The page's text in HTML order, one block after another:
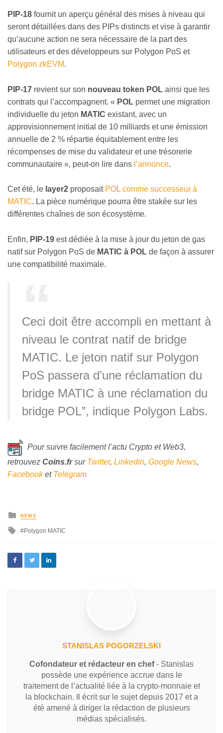
PIP-18 fournit un aperçu général des mises à niveau qui
seront détaillées dans des PIPs distincts et vise à garantir
qu’aucune action ne sera nécessaire de la part des
utilisateurs et des développeurs sur Polygon PoS et
Polygon zkEVM.
PIP-17 revient sur son nouveau token POL ainsi que les
contrats qui l’accompagnent. « POL permet une migration
individuelle du jeton MATIC existant, avec un
approvisionnement initial de 10 milliards et une émission
annuelle de 2 % répartie équitablement entre les
récompenses de mise du validateur et une trésorerie
communautaire », peut-on lire dans l’annonce.
Cet été, le layer2 proposait POL comme successeur à
MATIC. La pièce numérique pourra être stakée sur les
différentes chaînes de son écosystème.
Enfin, PIP-19 est dédiée à la mise à jour du jeton de gas
natif sur Polygon PoS de MATIC à POL de façon à assurer
une compatibilité maximale.
Ceci doit être accompli en mettant à
niveau le contrat natif de bridge
MATIC. Le jeton natif sur Polygon
PoS passera d’une réclamation du
bridge MATIC à une réclamation du
bridge POL”, indique Polygon Labs.
Pour suivre facilement l’actu Crypto et Web3,
retrouvez Coins.frsur Twitter, Linkedin, Google News,
Facebooket Telegram
NEWS
Polygon MATIC
STANISLAS POGORZELSKI
Cofondateur et rédacteur en chef- Stanislas
possède une expérience accrue dans le
traitement de l’actualité liée à la crypto-monnaie et
la blockchain. Il écrit sur le sujet depuis 2017 et a
été amené à diriger la rédaction de plusieurs
médias spécialisés.